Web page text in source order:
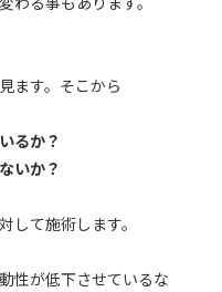
ます。そこから
るか？
いか？
して施術します。
性が低下させているな